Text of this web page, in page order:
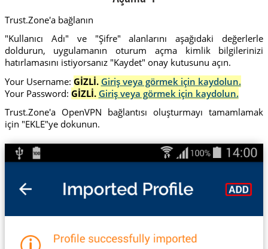
Trust.Zone'a bağlanın
"Kullanıcı Adı" ve "Şifre" alanlarını aşağıdaki değerlerle
doldurun, uygulamanın oturum açma kimlik bilgilerinizi
hatırlamasını istiyorsanız "Kaydet" onay kutusunu açın.
Your Username: GİZLİ. Giriş veya görmek için kaydolun.
Your Password: GİZLİ. Giriş veya görmek için kaydolun.
Trust.Zone'a OpenVPN bağlantısı oluşturmayı tamamlamak
için "EKLE"ye dokunun.